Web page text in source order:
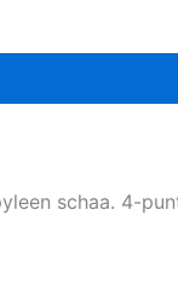
schaa. 4-